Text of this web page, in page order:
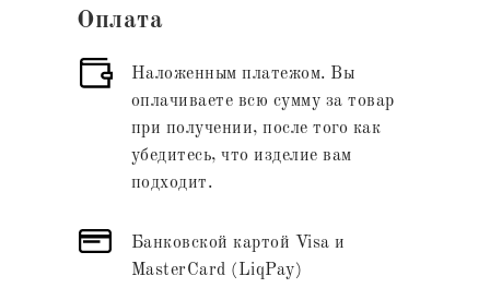
Оплата
Наложенным платежом. Вы
оплачиваете всю сумму за товар
при получении, после того как
убедитесь, что изделие вам
подходит.
Банковской картой Visa и
MasterCard (LiqPay)